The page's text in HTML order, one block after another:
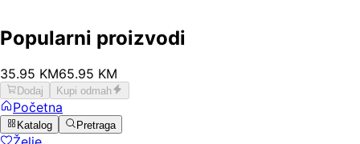
Popularni proizvodi
35.95 KM65.95 KM
Dodaj Kupi odmah
Početna
Katalog Pretraga